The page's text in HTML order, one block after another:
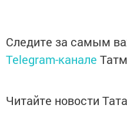
Следите за самым
Telegram-канале
Читайте новости